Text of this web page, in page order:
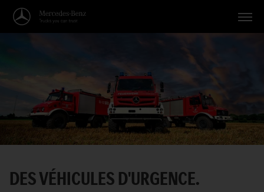
Applications
Thèmes
Service
Français
DES VÉHICULES D'URGENCE.